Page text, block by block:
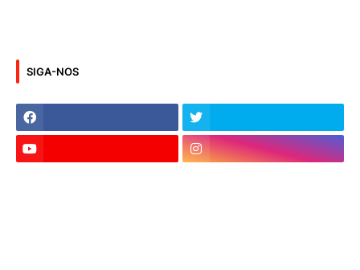
SIGA-NOS